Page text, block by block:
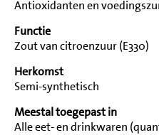
Antioxidanten en
Functie
Zout van citroenzuur (E330)
Herkomst
Semi-synthetisch
Meestal toegepast in
Alle eet- en drinkwaren